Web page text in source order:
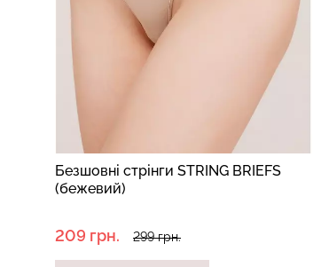
Жіночі труси сліпи HI-LEG BRIEFS
(бежевий)
230 грн. 329 грн.